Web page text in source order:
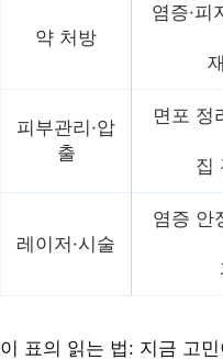
약 처방
염증·피
피부관리·압
출
면포 정
집
레이저·시술
염증 안
이 표의 읽는 법: 지금 고